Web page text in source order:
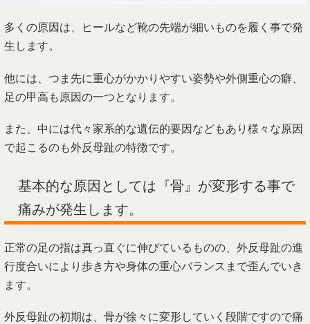
多くの原因は、ヒールなど靴の先端が細いものを履く事で発
生します。
他には、つま先に重心がかかりやすい姿勢や外側重心の癖、
足の甲高も原因の一つとなります。
また、中には代々家系的な遺伝的要因などもあり様々な原因
で起こるのも外反母趾の特徴です。
基本的な原因としては『骨』が変形する事で
痛みが発生します。
正常の足の指は真っ直ぐに伸びているものの、外反母趾の進
行度合いにより歩き方や身体の重心バランスまで歪んでいき
ます。
外反母趾の初期は、骨が徐々に変形していく段階ですので痛